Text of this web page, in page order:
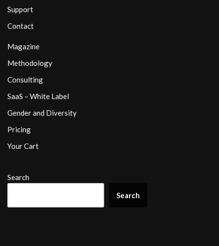
Support
Contact
Magazine
Methodology
Consulting
SaaS – White Label
Gender and Diversity
Pricing
Your Cart
Search
Search